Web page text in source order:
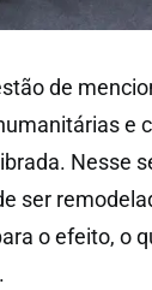
de
e
Nesse
ser
o efeito, o